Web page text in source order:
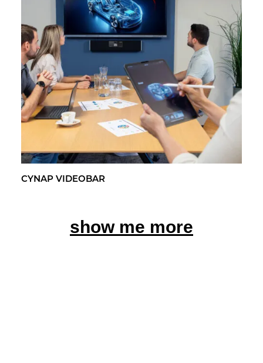
CYNAP VI­DEO­BAR
show me more